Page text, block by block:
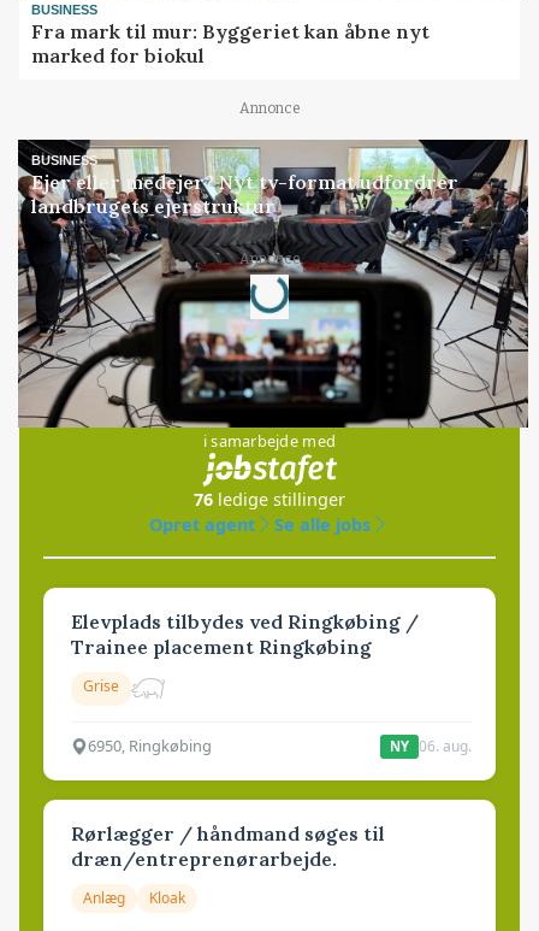
BUSINESS
Fra mark til mur: Byggeriet kan åbne nyt
marked for biokul
Annonce
BUSINESS
Ejer eller medejer? Nyt tv-format udfordrer
landbrugets ejerstruktur
Annonce
Loading...
Jobs
i samarbejde med
76 ledige stillinger
Opret agent
Se alle jobs
Elevplads tilbydes ved Ringkøbing /
Trainee placement Ringkøbing
Grise
6950, Ringkøbing NY 06. aug.
Rørlægger / håndmand søges til
dræn/entreprenørarbejde.
Anlæg Kloak